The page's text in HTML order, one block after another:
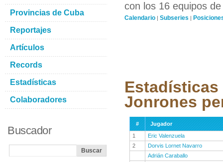
con los 16 equipos
Calendario | Subseries |
Jonrones
#
Jugador
1
Eric Valenzuela
2
Dorvis Lornet Navarro
Adrián Caraballo
Provincias de Cuba
Reportajes
Artículos
Records
Estadísticas
Colaboradores
Buscador